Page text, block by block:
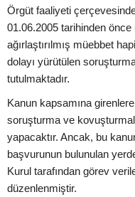
Örgüt faaliyeti
01.06.2005 tarihinden
ağırlaştırılmış müebbet
dolayı yürütülen
tutulmaktadır.
Kanun kapsamına
soruşturma ve
yapacaktır. Ancak, bu
başvurunun bulunulan
Kurul tarafından görev
düzenlenmiştir.